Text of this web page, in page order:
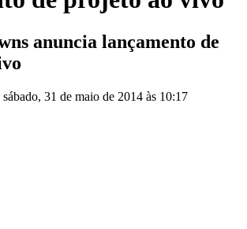
anuncia lançamento de
sábado, 31 de maio de 2014 às 10:17